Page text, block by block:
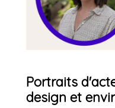
Portraits
design et